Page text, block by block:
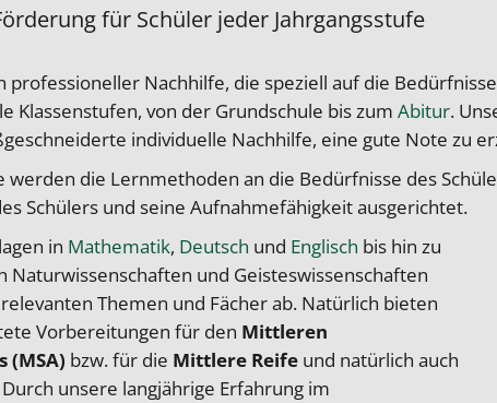
für Schüler jeder Jahrgangsstufe
professioneller Nachhilfe, die speziell auf die
Klassenstufen, von der Grundschule bis zum Abitur.
individuelle Nachhilfe, eine gute Note zu
werden die Lernmethoden an die Bedürfnisse des
Schülers und seine Aufnahmefähigkeit ausgerichtet.
in Mathematik, Deutsch und Englisch bis hin zu
Naturwissenschaften und Geisteswissenschaften
Themen und Fächer ab. Natürlich bieten
Vorbereitungen für den Mittleren
(MSA) bzw. für die Mittlere Reife und natürlich auch
Durch unsere langjährige Erfahrung im